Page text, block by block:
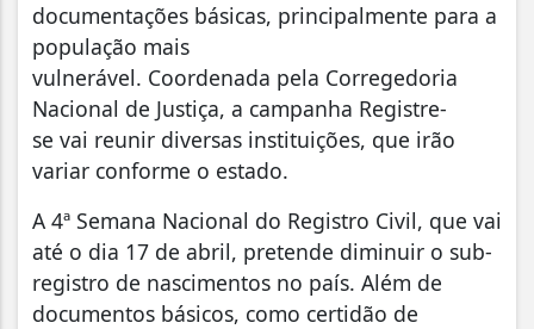
documentações básicas, principalmente para a
população mais
vulnerável. Coordenada pela Corregedoria
Nacional de Justiça, a campanha Registre-
se vai reunir diversas instituições, que irão
variar conforme o estado.
A 4ª Semana Nacional do Registro Civil, que vai
até o dia 17 de abril, pretende diminuir o sub-
registro de nascimentos no país. Além de
documentos básicos, como certidão de